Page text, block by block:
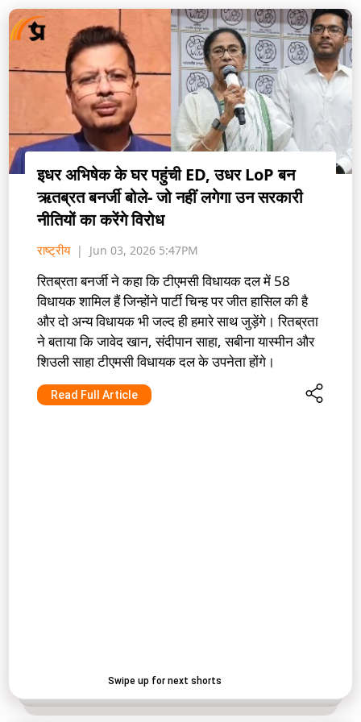
इधर अभिषेक के घर पहुंची ED, उधर LoP बन
ऋतब्रत बनर्जी बोले- जो नहीं लगेगा उन सरकारी
नीतियों का करेंगे विरोध
राष्ट्रीय Jun 03, 2026 5:47PM
रितब्रता बनर्जी ने कहा कि टीएमसी विधायक दल में 58
विधायक शामिल हैं जिन्होंने पार्टी चिन्ह पर जीत हासिल की है
और दो अन्य विधायक भी जल्द ही हमारे साथ जुड़ेंगे। रितब्रता
ने बताया कि जावेद खान, संदीपान साहा, सबीना यास्मीन और
शिउली साहा टीएमसी विधायक दल के उपनेता होंगे।
Read Full Article
Swipe up for next shorts